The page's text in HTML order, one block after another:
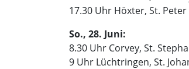
17.30 Uhr Höxter, St. Peter
So., 28. Juni:
8.30 Uhr Corvey, St.
9 Uhr Lüchtringen, St.